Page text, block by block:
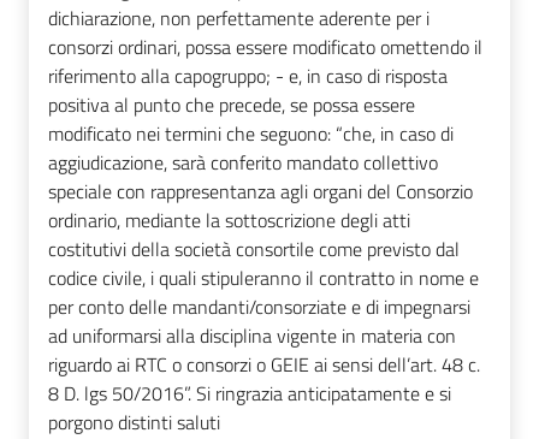
dichiarazione, non perfettamente aderente per i
consorzi ordinari, possa essere modificato omettendo il
riferimento alla capogruppo; - e, in caso di risposta
positiva al punto che precede, se possa essere
modificato nei termini che seguono: “che, in caso di
aggiudicazione, sarà conferito mandato collettivo
speciale con rappresentanza agli organi del Consorzio
ordinario, mediante la sottoscrizione degli atti
costitutivi della società consortile come previsto dal
codice civile, i quali stipuleranno il contratto in nome e
per conto delle mandanti/consorziate e di impegnarsi
ad uniformarsi alla disciplina vigente in materia con
riguardo ai RTC o consorzi o GEIE ai sensi dell’art. 48 c.
8 D. lgs 50/2016”. Si ringrazia anticipatamente e si
porgono distinti saluti